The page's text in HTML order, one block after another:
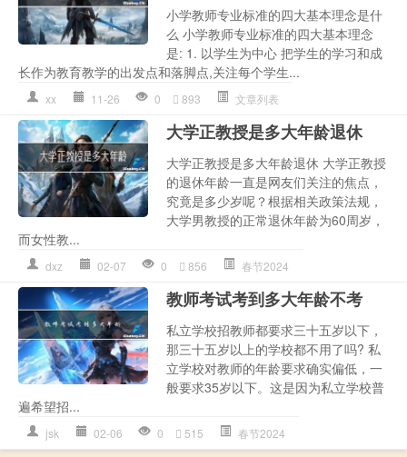
小学教师专业标准的四大基本理念是什
么 小学教师专业标准的四大基本理念
是: 1. 以学生为中心 把学生的学习和成
长作为教育教学的出发点和落脚点,关注每个学生...
xx 11-26 0 893 文章列表
大学正教授是多大年龄退休
大学正教授是多大年龄退休 大学正教授
的退休年龄一直是网友们关注的焦点，
究竟是多少岁呢？根据相关政策法规，
大学男教授的正常退休年龄为60周岁，
而女性教...
dxz 02-07 0 856 春节2024
教师考试考到多大年龄不考
私立学校招教师都要求三十五岁以下，
那三十五岁以上的学校都不用了吗? 私
立学校对教师的年龄要求确实偏低，一
般要求35岁以下。这是因为私立学校普
遍希望招...
jsk 02-06 0 515 春节2024